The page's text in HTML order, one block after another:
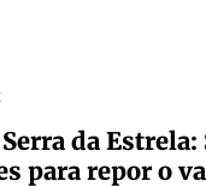
da
para repor o